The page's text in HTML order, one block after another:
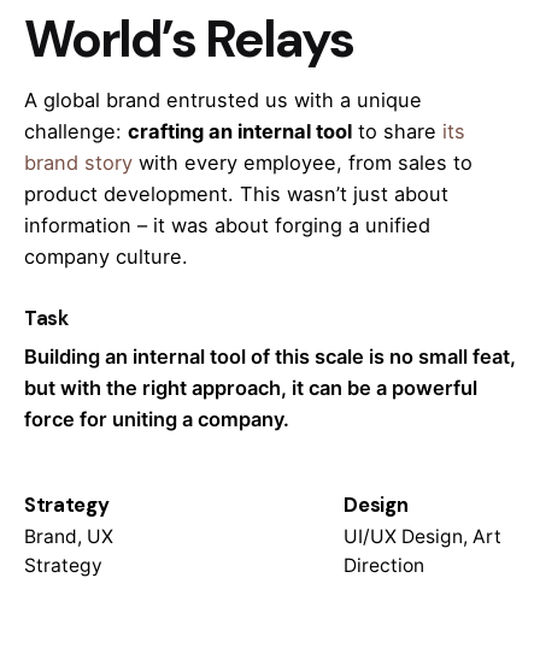
World’s Relays
A global brand entrusted us with a unique
challenge: crafting an internal tool to share its
brand story with every employee, from sales to
product development. This wasn’t just about
information – it was about forging a unified
company culture.
Task
Building an internal tool of this scale is no small feat,
but with the right approach, it can be a powerful
force for uniting a company.
Strategy
Brand, UX
Strategy
Design
UI/UX Design, Art
Direction